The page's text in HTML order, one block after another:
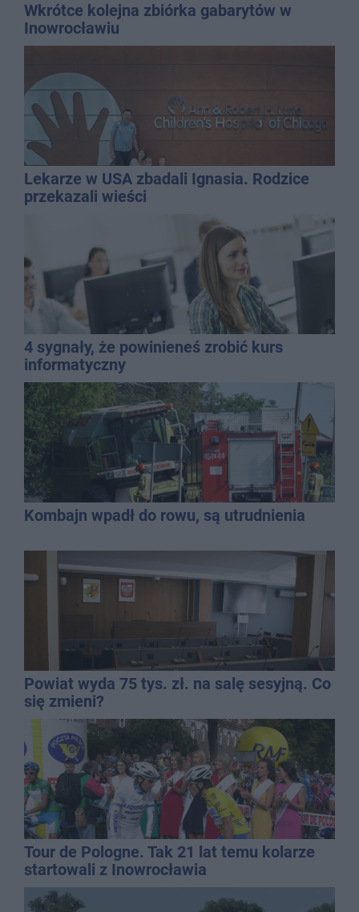
Wkrótce kolejna zbiórka gabarytów w
Inowrocławiu
Lekarze w USA zbadali Ignasia. Rodzice
przekazali wieści
4 sygnały, że powinieneś zrobić kurs
informatyczny
Kombajn wpadł do rowu, są utrudnienia
Powiat wyda 75 tys. zł. na salę sesyjną. Co
się zmieni?
Tour de Pologne. Tak 21 lat temu kolarze
startowali z Inowrocławia